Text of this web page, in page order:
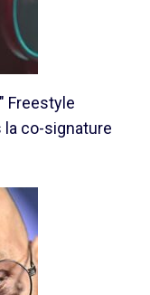
Freestyle
co-signature